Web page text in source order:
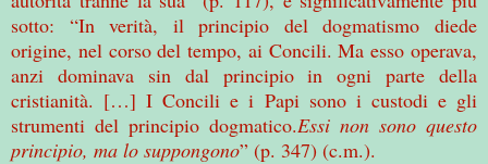
sotto: “In verità, il principio del dogmatismo diede
origine, nel corso del tempo, ai Concili. Ma esso operava,
anzi dominava sin dal principio in ogni parte della
cristianità. […] I Concili e i Papi sono i custodi e gli
strumenti del principio dogmatico.Essi non sono questo
principio, ma lo suppongono” (p. 347) (c.m.).